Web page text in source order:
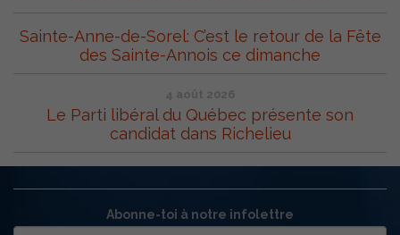
Sainte-Anne-de-Sorel: C’est le retour de la Fête
des Sainte-Annois ce dimanche
4 août 2026
Le Parti libéral du Québec présente son
candidat dans Richelieu
Abonne-toi à notre infolettre